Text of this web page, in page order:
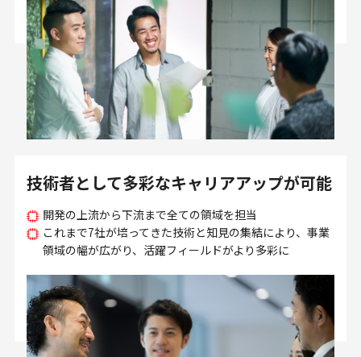
技術者として多彩なキャリアアップが可能
開発の上流から下流まで全ての領域を担当
これまで7社が培ってきた技術と知見の集結により、事業
領域の幅が広がり、活躍フィールドがより多彩に